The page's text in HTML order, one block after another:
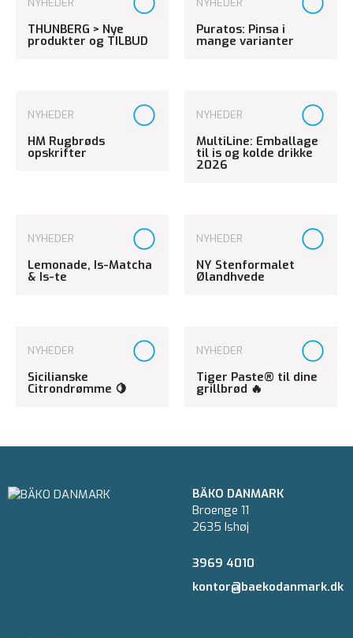
NYHEDER
THUNBERG > Nye
produkter og TILBUD
NYHEDER
Puratos: Pinsa i
mange varianter
NYHEDER
HM Rugbrøds
opskrifter
NYHEDER
MultiLine: Emballage
til is og kolde drikke
2026
NYHEDER
Lemonade, Is-Matcha
& Is-te
NYHEDER
NY Stenformalet
Ølandhvede
NYHEDER
Sicilianske
Citrondrømme 🍋
NYHEDER
Tiger Paste® til dine
grillbrød 🔥
BÄKO DANMARK
Broenge 11
2635 Ishøj
3969 4010
kontor@baekodanmark.dk